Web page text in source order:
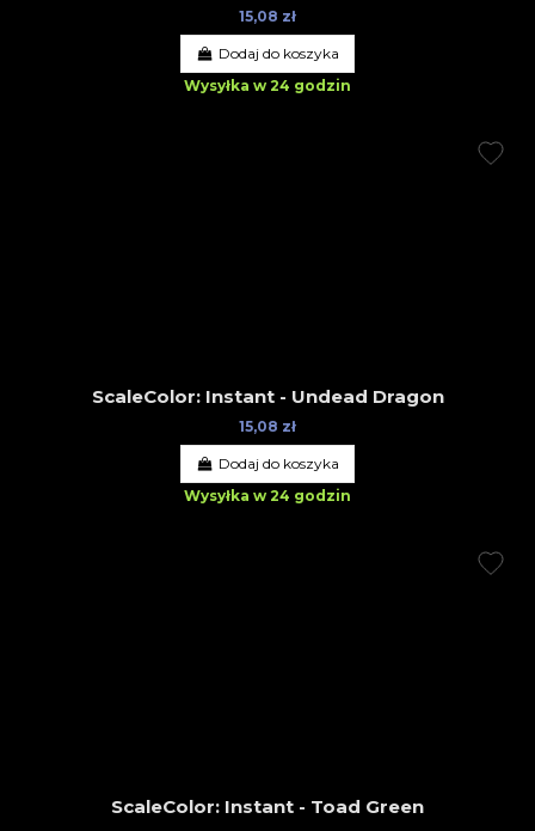
15,08 zł
Dodaj do koszyka
Wysyłka w 24 godzin
ScaleColor: Instant - Undead Dragon
15,08 zł
Dodaj do koszyka
Wysyłka w 24 godzin
ScaleColor: Instant - Toad Green